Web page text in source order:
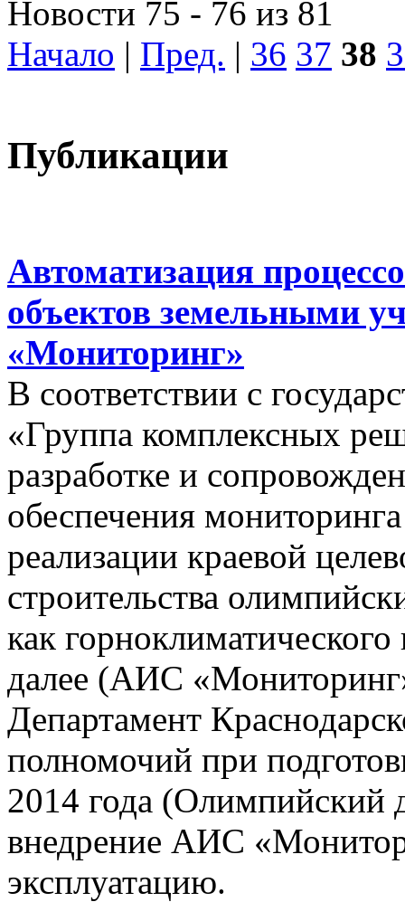
Новости 75 - 76 из 81
Начало | Пред. | 36 37 38
Публикации
Автоматизация
объектов земельными
«Мониторинг»
В соответствии с
«Группа комплексных
разработке и
обеспечения
реализации краевой
строительства
как
далее (АИС
Департамент
полномочий при
2014 года (Олимпийский
внедрение АИС
эксплуатацию.